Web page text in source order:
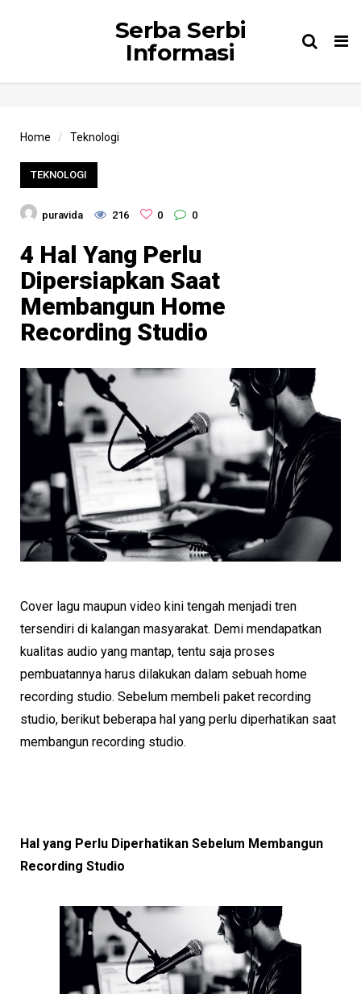
Serba Serbi
Informasi
Home Teknologi
TEKNOLOGI
puravida 216 0 0
4 Hal Yang Perlu
Dipersiapkan Saat
Membangun Home
Recording Studio
Cover lagu maupun video kini tengah menjadi tren
tersendiri di kalangan masyarakat. Demi mendapatkan
kualitas audio yang mantap, tentu saja proses
pembuatannya harus dilakukan dalam sebuah home
recording studio. Sebelum membeli paket recording
studio, berikut beberapa hal yang perlu diperhatikan saat
membangun recording studio.
Hal yang Perlu Diperhatikan Sebelum Membangun
Recording Studio